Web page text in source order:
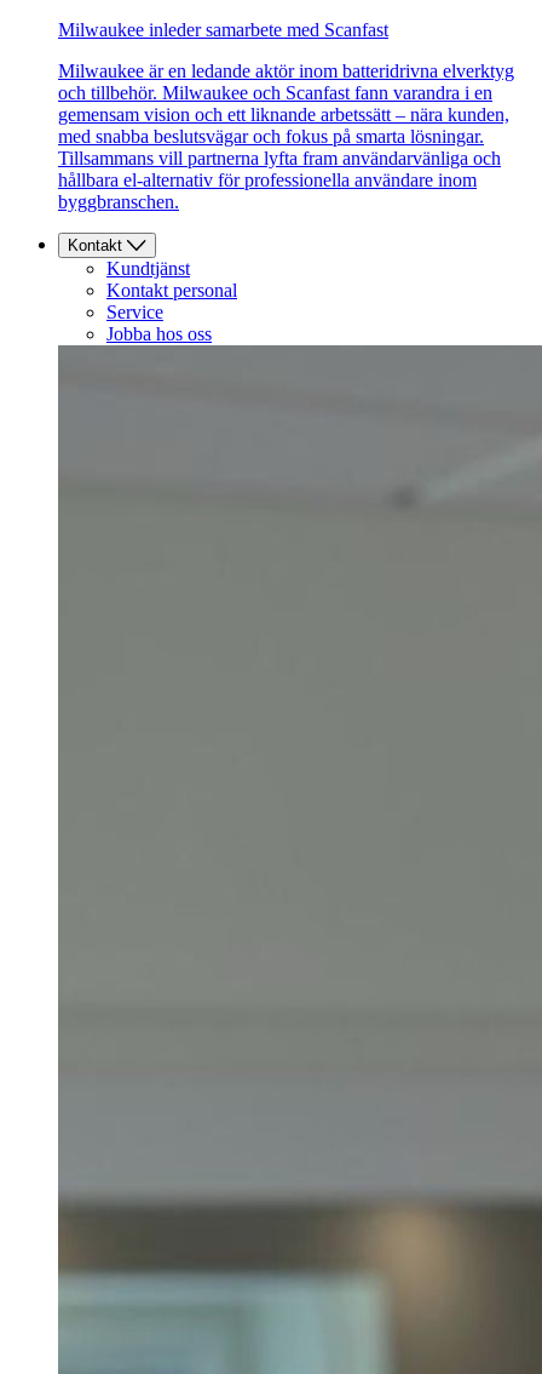
Milwaukee inleder samarbete med Scanfast
Milwaukee är en ledande aktör inom batteridrivna elverktyg
och tillbehör. Milwaukee och Scanfast fann varandra i en
gemensam vision och ett liknande arbetssätt – nära kunden,
med snabba beslutsvägar och fokus på smarta lösningar.
Tillsammans vill partnerna lyfta fram användarvänliga och
hållbara el-alternativ för professionella användare inom
byggbranschen.
Kontakt
Kundtjänst
Kontakt personal
Service
Jobba hos oss